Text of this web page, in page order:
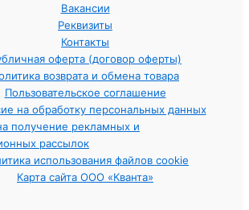
Вакансии
Реквизиты
Контакты
оферта (договор оферты)
возврата и обмена товара
Пользовательское соглашение
на обработку персональных данных
получение рекламных и
рассылок
использования файлов cookie
Карта сайта ООО «Кванта»